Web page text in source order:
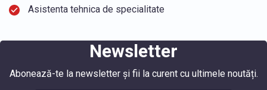
Asistenta tehnica de specialitate
Newsletter
Abonează-te la newsletter și fii la curent cu ultimele noutăți.